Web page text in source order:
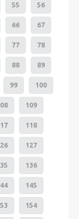
55 56
66 67
77 78
88 89
99 100
109
118
127
136
145
154